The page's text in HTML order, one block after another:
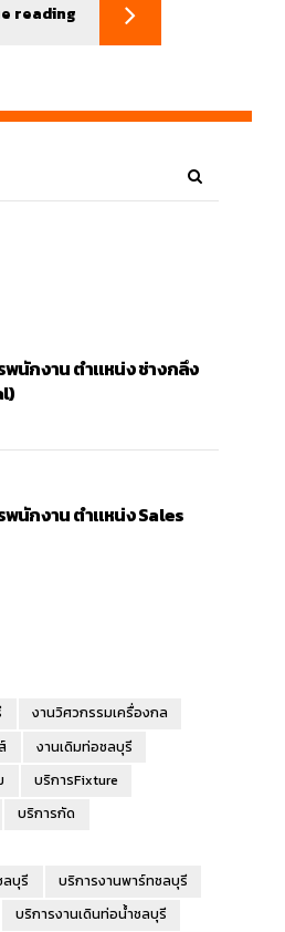
reading
นักงาน ตำแหน่ง ช่างกลึง
นักงาน ตำแหน่ง Sales
งานวิศวกรรมเครื่องกล
งานเดิมท่อชลบุรี
บริการFixture
บริการกัด
ลบุรี
บริการงานพาร์ทชลบุรี
บริการงานเดินท่อน้ำชลบุรี